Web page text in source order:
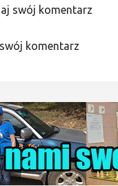
swój komentarz
komentarz